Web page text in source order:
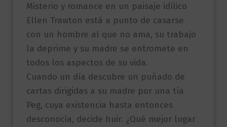
Misterio y romance en un paisaje idílico
Ellen Trawton está a punto de casarse
con un hombre al que no ama, su trabajo
la deprime y su madre se entromete en
todos los aspectos de su vida.
Cuando un día descubre un puñado de
cartas dirigidas a su madre por una tía
Peg, cuya existencia hasta entonces
desconocía, decide huir. ¿Qué mejor lugar